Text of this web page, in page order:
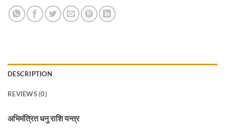
DESCRIPTION
REVIEWS (0)
अभिमंत्रित धनु राशि यन्त्र